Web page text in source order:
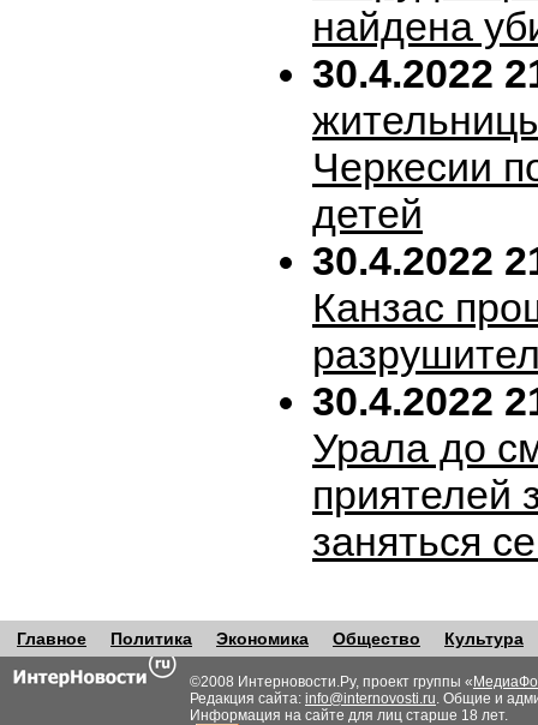
найдена
30.4.2022
Черкесии
детей
30.4.2022
Канзас
30.4.2022
Урала до
приятелей
заняться
Главное Политика Экономика Общество Культура
©2008 Интерновости.Ру, проект группы «
Редакция сайта: info@internovosti.ru. Общие и
Информация на сайте для лиц старше 18 лет.